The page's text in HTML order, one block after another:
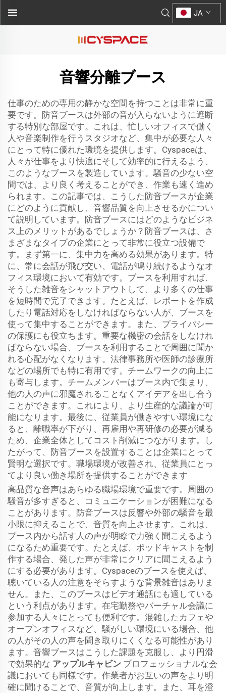
JA
音響分離ブース
仕事のための専用の静かな空間を持つことは非常に重
要です。防音ブースは外部の音が入らないように遮断
する特別な部屋です。これは、忙しいオフィスで働く
人や音楽制作を行うスタジオなど、集中が必要な人々
にとって特に優れた環境を提供します。Cyspaceは、
人々が仕事をより快適にそして効率的に行えるよう、
このようなブースを製造しています。騒音の少ない空
間では、より良く考えることができ、作業も速く進め
られます。この記事では、こうした防音ブースが企業
にどのように貢献し、音響品質を向上させるかについ
て説明しています。防音ブースにはどのようなビジネ
ス上のメリットがあるでしょうか？防音ブースは、さ
まざまなタイプの企業にとって非常に役立つ設備で
す。まず第一に、集中力を高める効果があります。特
に、常に会話が飛び交い、電話が鳴り続けるようなオ
フィス環境において有効です。ブースを利用すれば、
そうした雑音をシャットアウトして、より多くの仕事
を短時間で完了できます。たとえば、レポートを作成
したり電話対応をしなければならない人が、ブースを
使って集中することができます。また、プライバシー
の保護にも役立ちます。重要な機密の会話をしなけれ
ばならない場合、ブースを利用することで周囲に聞か
れる心配がなくなります。法律事務所や医師の診療所
などの場所でも特に有用です。チームワークの向上に
も寄与します。チームメンバーはブース内で集まり、
他の人の声に邪魔されることなくアイデアを出し合う
ことができます。これにより、より生産的な議論が可
能になります。最後に、従業員が働きやすい環境にな
ると、離職率が下がり、再雇用や再研修の必要が減る
ため、企業全体としてコスト削減につながります。し
たがって、防音ブースを設置することは企業にとって
賢明な選択です。職場環境が改善され、従業員にとっ
てより良い働き場所を提供することができます
高品質な音声はあらゆる職場環境で重要です。周囲の
騒音が多すぎると、コミュニケーションが困難になる
ことがあります。防音ブースは反響や外部の騒音を最
小限に抑えることで、音質を向上させます。これは、
ブース内から話す人の声が明瞭で力強く聞こえるよう
になるため重要です。たとえば、ポッドキャストを制
作する場合、発した声が非常にクリアに聞こえるよう
にする必要があります。Cyspaceのブースを使えば、
聴いている人の注意をそらすような背景雑音はありま
せん。また、このブースはビデオ通話にも適している
という利点があります。在宅勤務やバーチャル会議に
参加する人々にとっても便利です。混雑したカフェや
オープンオフィスなど、騒がしい環境にいる場合、他
の人がその人の声を聞き取りにくくなる可能性があり
ます。音響ブースはこうした課題を克服し、より円滑
で効果的な アップルキャビン プロフェッショナルな会
議においても同様です。作業者がお互いの声をより明
確に聞けることで、音質が向上します。また、耳を澄